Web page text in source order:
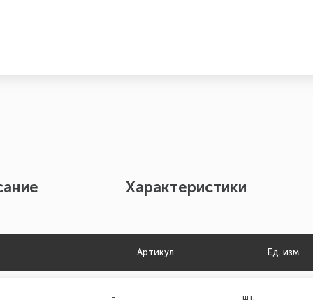
Характеристики
Артикул Ед. изм.
- шт.